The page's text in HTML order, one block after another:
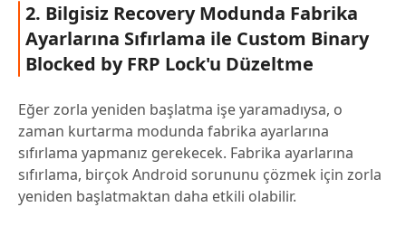
2. Bilgisiz Recovery Modunda Fabrika
Ayarlarına Sıfırlama ile Custom Binary
Blocked by FRP Lock'u Düzeltme
Eğer zorla yeniden başlatma işe yaramadıysa, o
zaman kurtarma modunda fabrika ayarlarına
sıfırlama yapmanız gerekecek. Fabrika ayarlarına
sıfırlama, birçok Android sorununu çözmek için zorla
yeniden başlatmaktan daha etkili olabilir.